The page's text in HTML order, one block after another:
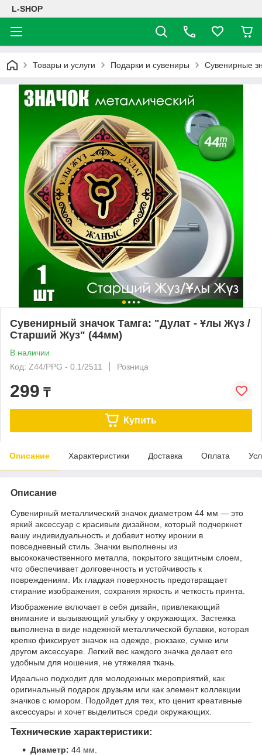
L-SHOP
Товары и услуги Подарки и сувениры Сувенирные
Сувенирный значок Тамга: "Дулат - Ұлы Жүз /
Старший Жуз" (44мм)
В наличии
Код: Z44/PPG - 0.1/2511
Розница
299 ₸
Купить
Описание Характеристики Доставка Оплата
Описание
Сувенирный металлический значок диаметром 44 мм — это
яркий аксессуар с красивым дизайном, который подчеркнет
вашу индивидуальность и добавит нотку иронии в
повседневный стиль. Значки выполнены из
высококачественного металла, покрытого защитным слоем,
что обеспечивает долговечность и устойчивость к
повреждениям. Их гладкая поверхность предотвращает
стирание изображения, сохраняя яркость и четкость принта.
Изображение включает в себя дизайн, привлекающий
внимание и вызывающий улыбку у окружающих. Застежка
выполнена в виде надежной металлической булавки, которая
крепко фиксирует значок на одежде, рюкзаке, сумке или
другом аксессуаре. Легкий вес каждого значка делает его
удобным для ношения, не утяжеляя ткань.
Идеально подходит для молодежных мероприятий, как
оригинальный подарок друзьям или как элемент коллекции
значков с юмором. Подойдет для тех, кто ценит креативные
аксессуары и хочет выделиться среди окружающих.
Технические характеристики:
Диаметр: 44 мм.